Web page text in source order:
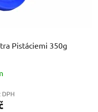
Pistáciemi 350g
DPH